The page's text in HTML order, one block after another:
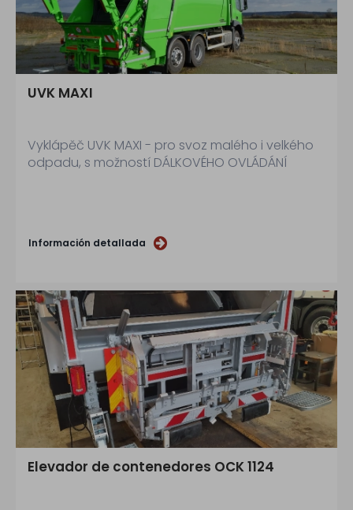
UVK MAXI
Vyklápěč UVK MAXI - pro svoz malého i velkého
odpadu, s možností DÁLKOVÉHO OVLÁDÁNÍ
Información detallada
Elevador de contenedores OCK 1124